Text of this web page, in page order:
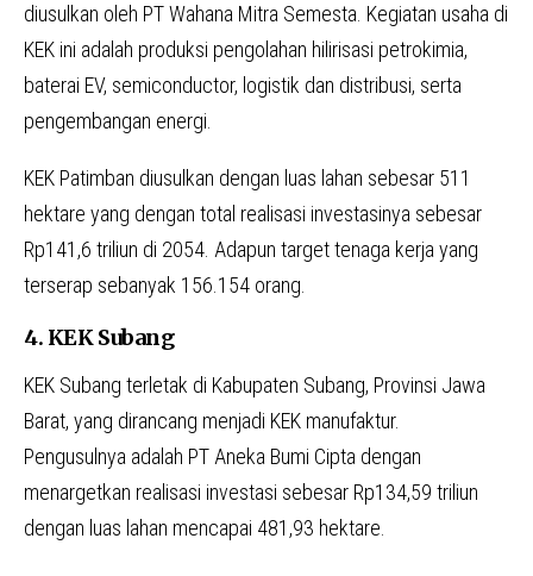
diusulkan oleh PT Wahana Mitra Semesta. Kegiatan usaha di
KEK ini adalah produksi pengolahan hilirisasi petrokimia,
baterai EV, semiconductor, logistik dan distribusi, serta
pengembangan energi.
KEK Patimban diusulkan dengan luas lahan sebesar 511
hektare yang dengan total realisasi investasinya sebesar
Rp141,6 triliun di 2054. Adapun target tenaga kerja yang
terserap sebanyak 156.154 orang.
4. KEK Subang
KEK Subang terletak di Kabupaten Subang, Provinsi Jawa
Barat, yang dirancang menjadi KEK manufaktur.
Pengusulnya adalah PT Aneka Bumi Cipta dengan
menargetkan realisasi investasi sebesar Rp134,59 triliun
dengan luas lahan mencapai 481,93 hektare.